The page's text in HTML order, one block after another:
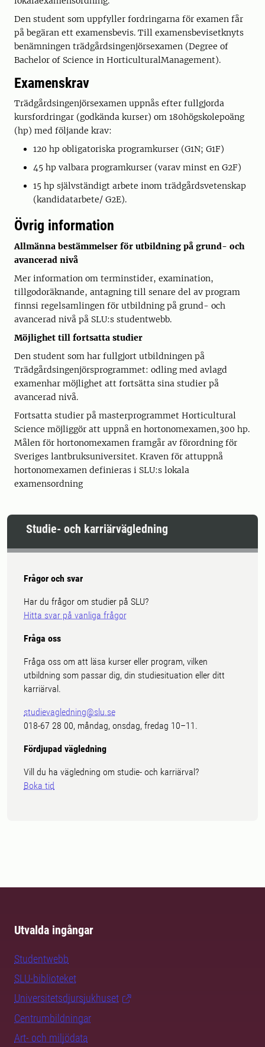
Den student som uppfyller fordringarna för examen får
på begäran ett examensbevis. Till examensbevisetknyts
benämningen trädgårdsingenjörsexamen (Degree of
Bachelor of Science in HorticulturalManagement).
Examenskrav
Trädgårdsingenjörsexamen uppnås efter fullgjorda
kursfordringar (godkända kurser) om 180högskolepoäng
(hp) med följande krav:
120 hp obligatoriska programkurser (G1N; G1F)
45 hp valbara programkurser (varav minst en G2F)
15 hp självständigt arbete inom trädgårdsvetenskap
(kandidatarbete/ G2E).
Övrig information
Allmänna bestämmelser för utbildning på grund- och
avancerad nivå
Mer information om terminstider, examination,
tillgodoräknande, antagning till senare del av program
finnsi regelsamlingen för utbildning på grund- och
avancerad nivå på SLU:s studentwebb.
Möjlighet till fortsatta studier
Den student som har fullgjort utbildningen på
Trädgårdsingenjörsprogrammet: odling med avlagd
examenhar möjlighet att fortsätta sina studier på
avancerad nivå.
Fortsatta studier på masterprogrammet Horticultural
Science möjliggör att uppnå en hortonomexamen,300 hp.
Målen för hortonomexamen framgår av förordning för
Sveriges lantbruksuniversitet. Kraven för attuppnå
hortonomexamen definieras i SLU:s lokala
examensordning
Studie- och karriärvägledning
Frågor och svar
Har du frågor om studier på SLU?
Hitta svar på vanliga frågor
Fråga oss
Fråga oss om att läsa kurser eller program, vilken
utbildning som passar dig, din studiesituation eller ditt
karriärval.
studievagledning@slu.se
018-67 28 00, måndag, onsdag, fredag 10–11.
Fördjupad vägledning
Vill du ha vägledning om studie- och karriärval?
Boka tid
Utvalda ingångar
Studentwebb
SLU-biblioteket
Universitetsdjursjukhuset
Centrumbildningar
Art- och miljödata